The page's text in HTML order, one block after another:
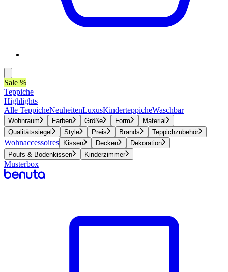
Sale %
Teppiche
Highlights
Alle TeppicheNeuheitenLuxusKinderteppicheWaschbar
Wohnraum Farben Größe Form
Material
Qualitätssiegel
Style Preis Brands Teppichzubehör
Wohnaccessoires Kissen Decken
Dekoration
Poufs & Bodenkissen
Kinderzimmer
Musterbox